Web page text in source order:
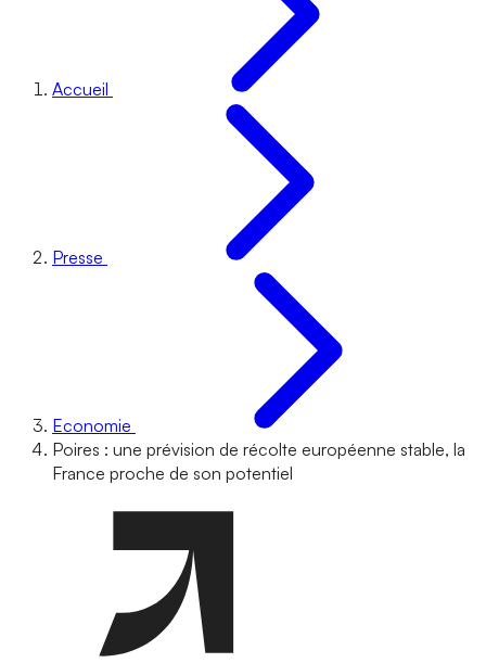
Accueil
Presse
Economie
Poires : une prévision de récolte européenne stable, la
France proche de son potentiel